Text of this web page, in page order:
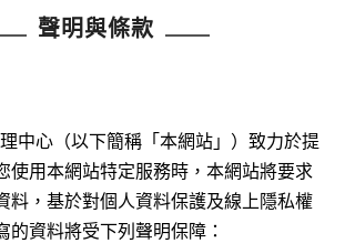
註冊財務策劃師協會大中華管理中心就冒名RFP
聲明與條款
心（以下簡稱「本網站」）致力於提
使用本網站特定服務時，本網站將要求
料，基於對個人資料保護及線上隱私權
的資料將受下列聲明保障：